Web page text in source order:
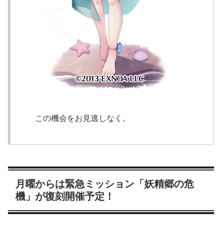
この機会をお見逃しなく。
月曜からは緊急ミッション「妖精郷の危
機」が復刻開催予定！